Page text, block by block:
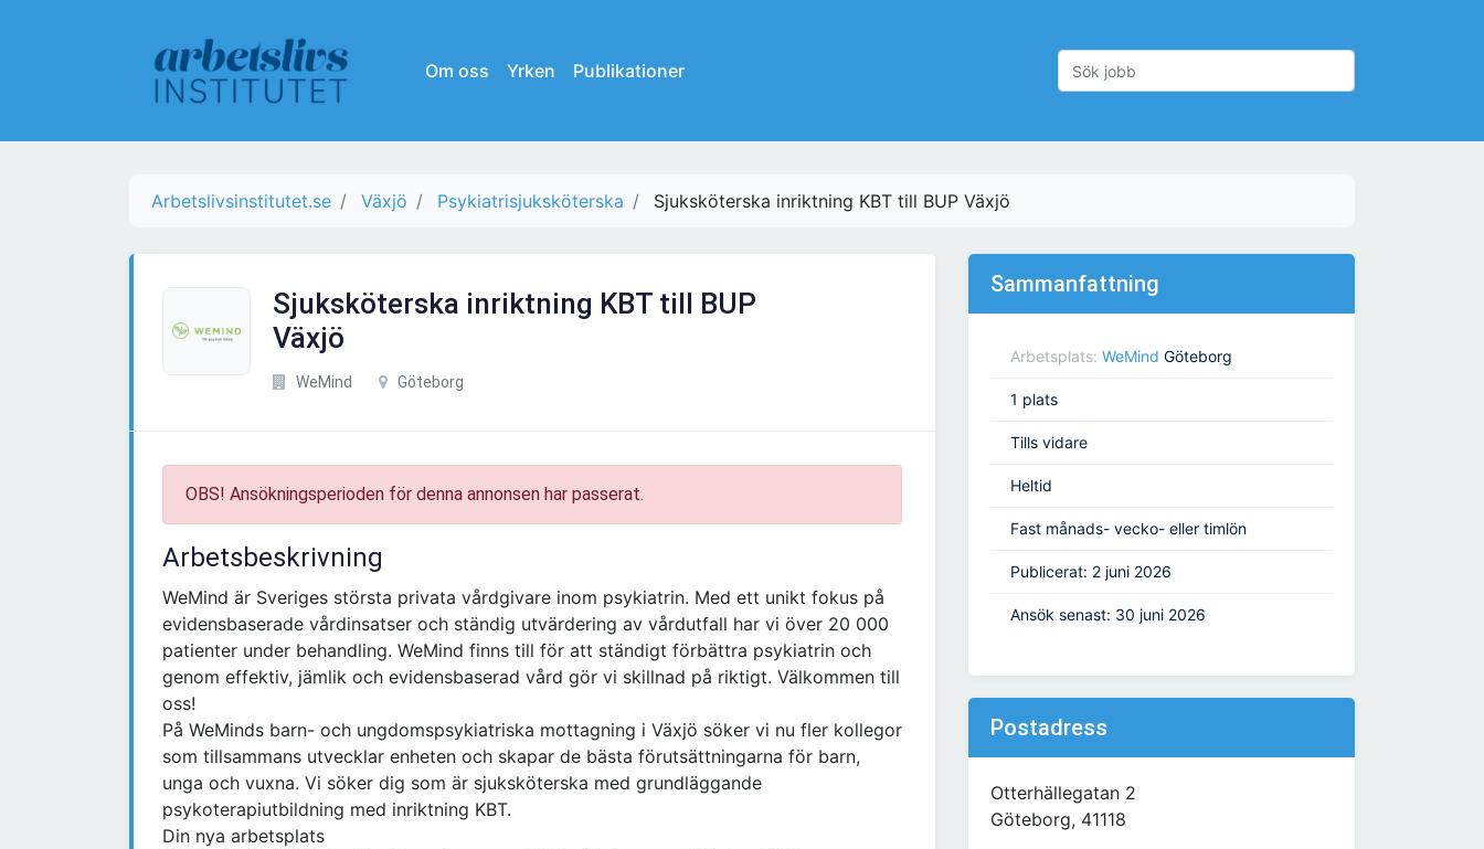
Om oss Yrken Publikationer
Arbetslivsinstitutet.se Växjö Psykiatrisjuksköterska Sjuksköterska inriktning KBT till BUP Växjö
Sjuksköterska inriktning KBT till BUP
Växjö
WeMind Göteborg
OBS! Ansökningsperioden för denna annonsen har passerat.
Arbetsbeskrivning
WeMind är Sveriges största privata vårdgivare inom psykiatrin. Med ett unikt fokus på
evidensbaserade vårdinsatser och ständig utvärdering av vårdutfall har vi över 20 000
patienter under behandling. WeMind finns till för att ständigt förbättra psykiatrin och
genom effektiv, jämlik och evidensbaserad vård gör vi skillnad på riktigt. Välkommen till
oss!
På WeMinds barn- och ungdomspsykiatriska mottagning i Växjö söker vi nu fler kollegor
som tillsammans utvecklar enheten och skapar de bästa förutsättningarna för barn,
unga och vuxna. Vi söker dig som är sjuksköterska med grundläggande
psykoterapiutbildning med inriktning KBT.
Din nya arbetsplats
Sammanfattning
Arbetsplats: WeMind Göteborg
1 plats
Tills vidare
Heltid
Fast månads- vecko- eller timlön
Publicerat: 2 juni 2026
Ansök senast: 30 juni 2026
Postadress
Otterhällegatan 2
Göteborg, 41118